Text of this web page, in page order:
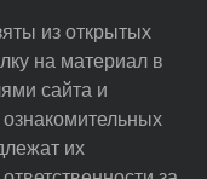
из открытых
на материал в
сайта и
их